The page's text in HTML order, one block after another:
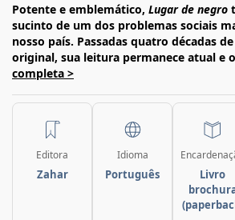
Potente e emblemático, Lugar de negro
sucinto de um dos problemas sociais
nosso país. Passadas quatro décadas
original, sua leitura permanece atual e
completa >
Editora
Zahar
Idioma
Português
Livro